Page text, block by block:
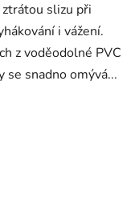
ztrátou slizu při
i vážení.
z voděodolné PVC
se snadno omývá...